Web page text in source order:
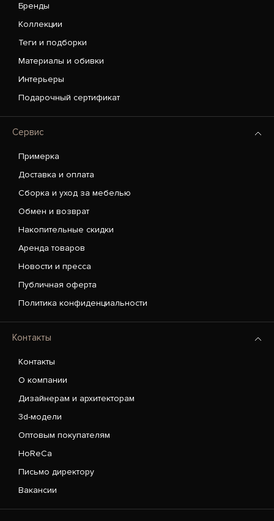
Бренды
Коллекции
Теги и подборки
Материалы и обивки
Интерьеры
Подарочный сертификат
Сервис
Примерка
Доставка и оплата
Сборка и уход за мебелью
Обмен и возврат
Накопительные скидки
Аренда товаров
Новости и пресса
Публичная оферта
Политика конфиденциальности
Контакты
Контакты
О компании
Дизайнерам и архитекторам
3d-модели
Оптовым покупателям
HoReCa
Письмо директору
Вакансии